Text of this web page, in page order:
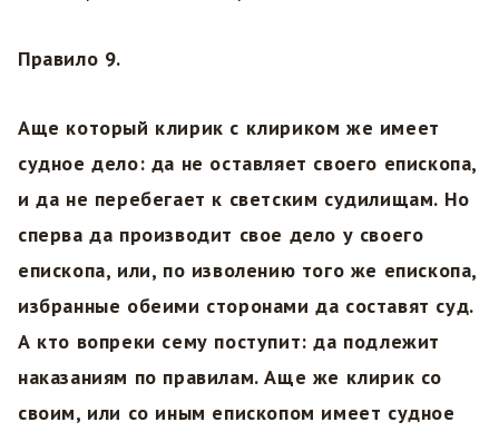
Правило 9.
Аще который клирик с клириком же имеет
судное дело: да не оставляет своего епископа,
и да не перебегает к светским судилищам. Но
сперва да производит свое дело у своего
епископа, или, по изволению того же епископа,
избранные обеими сторонами да составят суд.
А кто вопреки сему поступит: да подлежит
наказаниям по правилам. Аще же клирик со
своим, или со иным епископом имеет судное